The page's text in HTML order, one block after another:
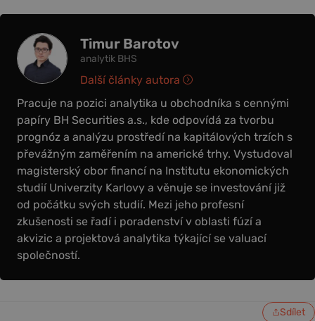
Timur Barotov
analytik BHS
Pracuje na pozici analytika u obchodníka s cennými
papíry BH Securities a.s., kde odpovídá za tvorbu
prognóz a analýzu prostředí na kapitálových trzích s
převážným zaměřením na americké trhy. Vystudoval
magisterský obor financí na Institutu ekonomických
studií Univerzity Karlovy a věnuje se investování již
od počátku svých studií. Mezi jeho profesní
zkušenosti se řadí i poradenství v oblasti fúzí a
akvizic a projektová analytika týkající se valuací
společností.
Další články autora
Sdílet